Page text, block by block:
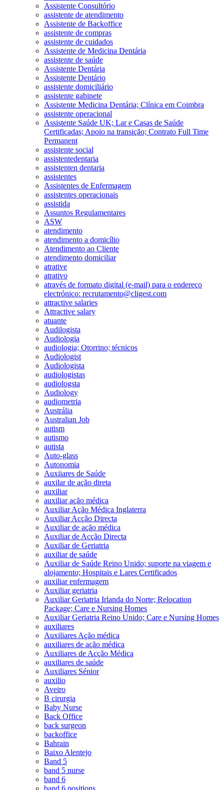
Assistente Consultório
assistente de atendimento
Assistente de Backoffice
assistente de compras
assistente de cuidados
Assistente de Medicina Dentária
assistente de saúde
Assistente Dentária
Assistente Dentário
assistente domiciliário
assistente gabinete
Assistente Medicina Dentária; Clínica em Coimbra
assistente operacional
Assistente Saúde UK; Lar e Casas de Saúde
Certificadas; Apoio na transição; Contrato Full Time
Permanent
assistente social
assistentedentaria
assistenten dentaria
assistentes
Assistentes de Enfermagem
assistentes operacionais
assistida
Assuntos Regulamentares
ASW
atendimento
atendimento a domicílio
Atendimento ao Cliente
atendimento domiciliar
atrative
atrativo
através de formato digital (e-mail) para o endereço
electrónico: recrutamento@cligest.com
attractive salaries
Attractive salary
atuante
Audilogista
Audiologia
audiologia; Otorrino; técnicos
Audiologist
Audiologista
audiologistas
audiologsta
Audiology
audiometria
Austrália
Australian Job
autism
autismo
autista
Auto-glass
Autonomia
Auxiiares de Saúde
auxilar de ação direta
auxiliar
auxiliar ação médica
Auxiliar Ação Médica Inglaterra
Auxiliar Acção Directa
Auxiliar de ação médica
Auxiliar de Acção Directa
Auxiliar de Geriatria
auxiliar de saúde
Auxiliar de Saúde Reino Unido; suporte na viagem e
alojamento; Hospitais e Lares Certificados
auxiliar enfermagem
Auxiliar geriatria
Auxiliar Geriatria Irlanda do Norte; Relocation
Package; Care e Nursing Homes
Auxiliar Geriatria Reino Unido; Care e Nursing Homes
auxiliares
Auxiliares Ação médica
auxiliares de ação médica
Auxiliares de Acção Médica
auxiliares de saúde
Auxiliares Sénior
auxilio
Aveiro
B cirurgia
Baby Nurse
Back Office
back surgeon
backoffice
Bahrain
Baixo Alentejo
Band 5
band 5 nurse
band 6
band 6 positions